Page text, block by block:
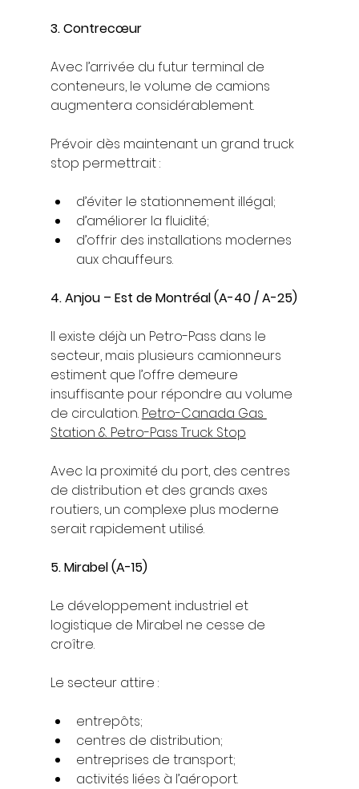
3. Contrecœur
Avec l’arrivée du futur terminal de
conteneurs, le volume de camions
augmentera considérablement.
Prévoir dès maintenant un grand truck
stop permettrait :
d’éviter le stationnement illégal;
d’améliorer la fluidité;
d’offrir des installations modernes
aux chauffeurs.
4. Anjou – Est de Montréal (A-40 / A-25)
Il existe déjà un Petro-Pass dans le
secteur, mais plusieurs camionneurs
estiment que l’offre demeure
insuffisante pour répondre au volume
de circulation. Petro-Canada Gas
Station & Petro-Pass Truck Stop
Avec la proximité du port, des centres
de distribution et des grands axes
routiers, un complexe plus moderne
serait rapidement utilisé.
5. Mirabel (A-15)
Le développement industriel et
logistique de Mirabel ne cesse de
croître.
Le secteur attire :
entrepôts;
centres de distribution;
entreprises de transport;
activités liées à l’aéroport.